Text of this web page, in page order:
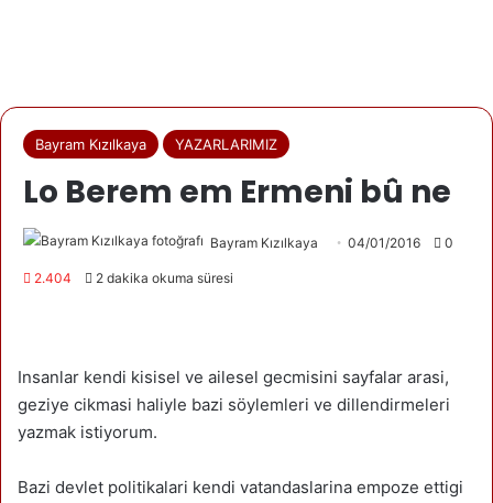
Bayram Kızılkaya YAZARLARIMIZ
Lo Berem em Ermeni bû ne
Bayram Kızılkaya 04/01/2016 0
2.404 2 dakika okuma süresi
Insanlar kendi kisisel ve ailesel gecmisini sayfalar arasi,
geziye cikmasi haliyle bazi söylemleri ve dillendirmeleri
yazmak istiyorum.
Bazi devlet politikalari kendi vatandaslarina empoze ettigi